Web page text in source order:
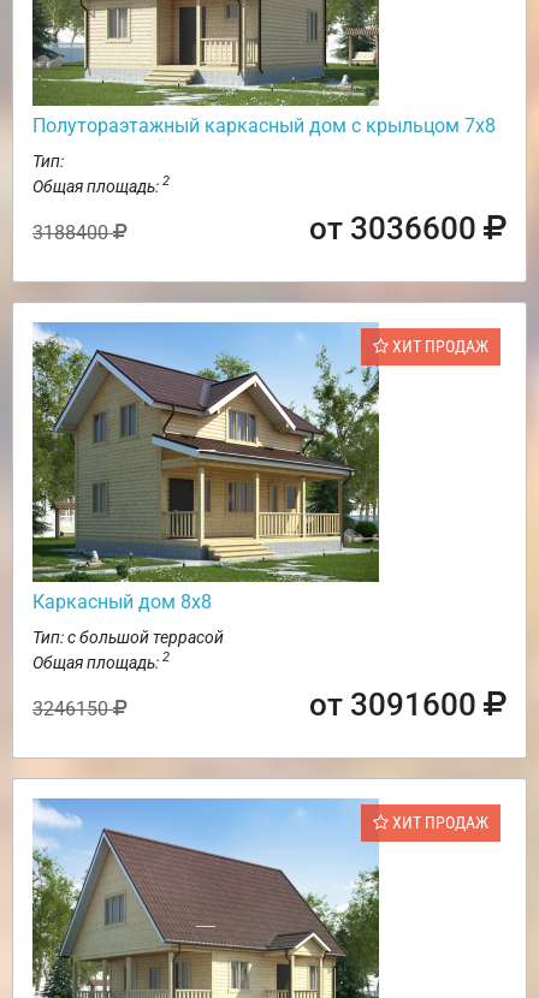
Полутораэтажный каркасный дом с крыльцом 7х8
Тип:
Общая площадь: 2
3188400 от 3036600
ХИТ ПРОДАЖ
Каркасный дом 8х8
Тип: с большой террасой
Общая площадь: 2
3246150 от 3091600
ХИТ ПРОДАЖ